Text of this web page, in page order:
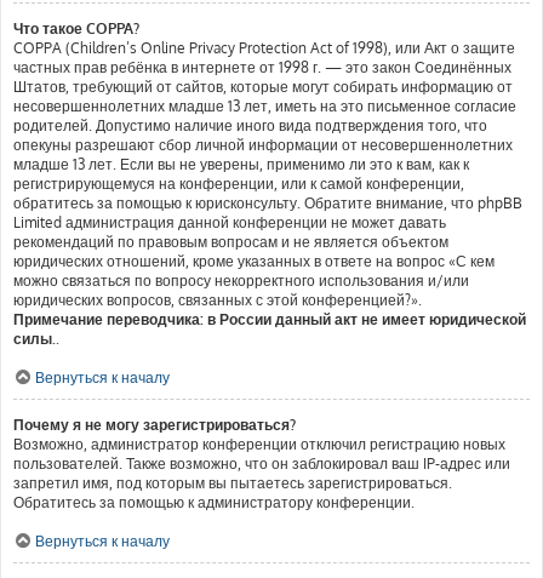
Что такое COPPA?
COPPA (Children’s Online Privacy Protection Act of 1998), или Акт о защите
частных прав ребёнка в интернете от 1998 г. — это закон Соединённых
Штатов, требующий от сайтов, которые могут собирать информацию от
несовершеннолетних младше 13 лет, иметь на это письменное согласие
родителей. Допустимо наличие иного вида подтверждения того, что
опекуны разрешают сбор личной информации от несовершеннолетних
младше 13 лет. Если вы не уверены, применимо ли это к вам, как к
регистрирующемуся на конференции, или к самой конференции,
обратитесь за помощью к юрисконсульту. Обратите внимание, что phpBB
Limited администрация данной конференции не может давать
рекомендаций по правовым вопросам и не является объектом
юридических отношений, кроме указанных в ответе на вопрос «С кем
можно связаться по вопросу некорректного использования и/или
юридических вопросов, связанных с этой конференцией?».
Примечание переводчика: в России данный акт не имеет юридической
силы..
Вернуться к началу
Почему я не могу зарегистрироваться?
Возможно, администратор конференции отключил регистрацию новых
пользователей. Также возможно, что он заблокировал ваш IP-адрес или
запретил имя, под которым вы пытаетесь зарегистрироваться.
Обратитесь за помощью к администратору конференции.
Вернуться к началу